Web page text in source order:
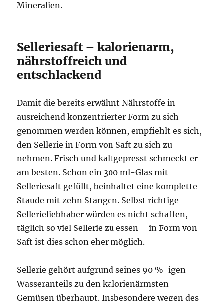
Mineralien.
Selleriesaft – kalorienarm,
nährstoffreich und
entschlackend
Damit die bereits erwähnt Nährstoffe in
ausreichend konzentrierter Form zu sich
genommen werden können, empfiehlt es sich,
den Sellerie in Form von Saft zu sich zu
nehmen. Frisch und kaltgepresst schmeckt er
am besten. Schon ein 300 ml-Glas mit
Selleriesaft gefüllt, beinhaltet eine komplette
Staude mit zehn Stangen. Selbst richtige
Sellerieliebhaber würden es nicht schaffen,
täglich so viel Sellerie zu essen – in Form von
Saft ist dies schon eher möglich.
Sellerie gehört aufgrund seines 90 %-igen
Wasseranteils zu den kalorienärmsten
Gemüsen überhaupt. Insbesondere wegen des